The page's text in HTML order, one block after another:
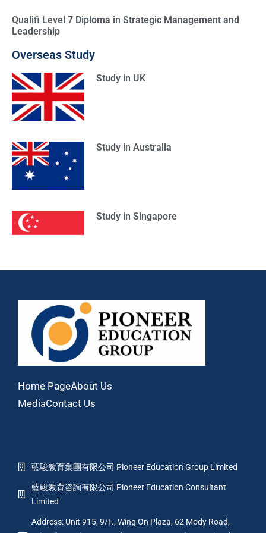
Qualifi Level 7 Diploma in Strategic Management and
Leadership
Overseas Study
Study in UK
Study in Australia
Study in Singapore
Home PageAbout Us
MediaContact Us
藍駿教育集團有限公司 Pioneer Education Group Limited
藍駿教育咨詢有限公司 Pioneer Education Consultant
Limited
Address: Unit 915, 9/F., Wing On Plaza, 62 Mody Road,